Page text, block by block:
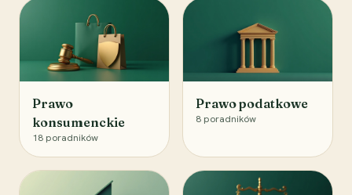
Prawo
konsumenckie
18 poradników
Prawo podatkowe
8 poradników